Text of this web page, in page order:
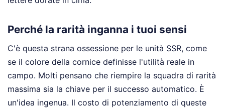
Perché la rarità inganna i tuoi sensi
C'è questa strana ossessione per le unità SSR, come
se il colore della cornice definisse l'utilità reale in
campo. Molti pensano che riempire la squadra di rarità
massima sia la chiave per il successo automatico. È
un'idea ingenua. Il costo di potenziamento di queste